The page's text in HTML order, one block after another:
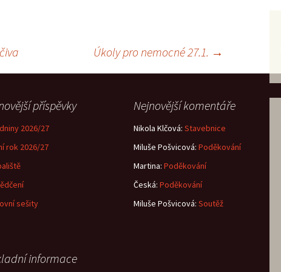
Úkoly pro nemocné 27.1. →
příspěvky
2026/27
rok 2026/27
sešity
Nejnovější komentáře
Nikola Klčová: Stavebnice
Miluše Pošvicová: Poděkování
Martina: Poděkování
Česká: Poděkování
Miluše Pošvicová: Soutěž
informace